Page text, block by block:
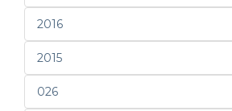
2016
2015
026